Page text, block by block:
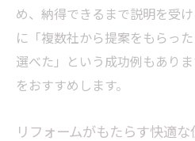
め、納得できるまで説明を受
に「複数社から提案をもらっ
選べた」という成功例もあり
をおすすめします。
リフォームがもたらす快適